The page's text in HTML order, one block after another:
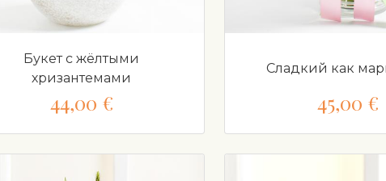
Букет с жёлтыми
хризантемами
44,00 €
Сладкий как
45,00 €